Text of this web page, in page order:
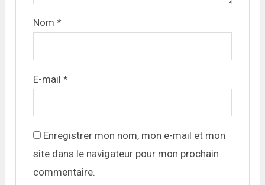
Nom *
E-mail *
Enregistrer mon nom, mon e-mail et mon
site dans le navigateur pour mon prochain
commentaire.